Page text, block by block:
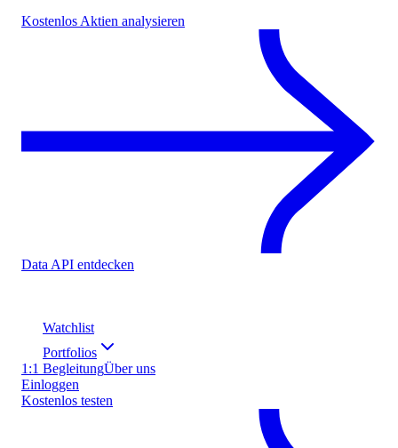
Kostenlos Aktien analysieren
Data API entdecken
Watchlist
Portfolios
1:1 BegleitungÜber uns
Einloggen
Kostenlos testen